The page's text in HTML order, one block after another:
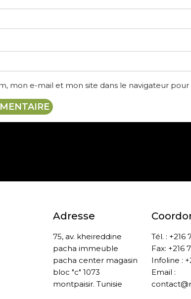
mon e-mail et mon site dans le navigateur
Adresse
75, av. kheireddine
pacha immeuble
pacha center magasin
bloc "c" 1073
montpaisir. Tunisie
Tél. : +216
Fax: +216
Infoline :
Email :